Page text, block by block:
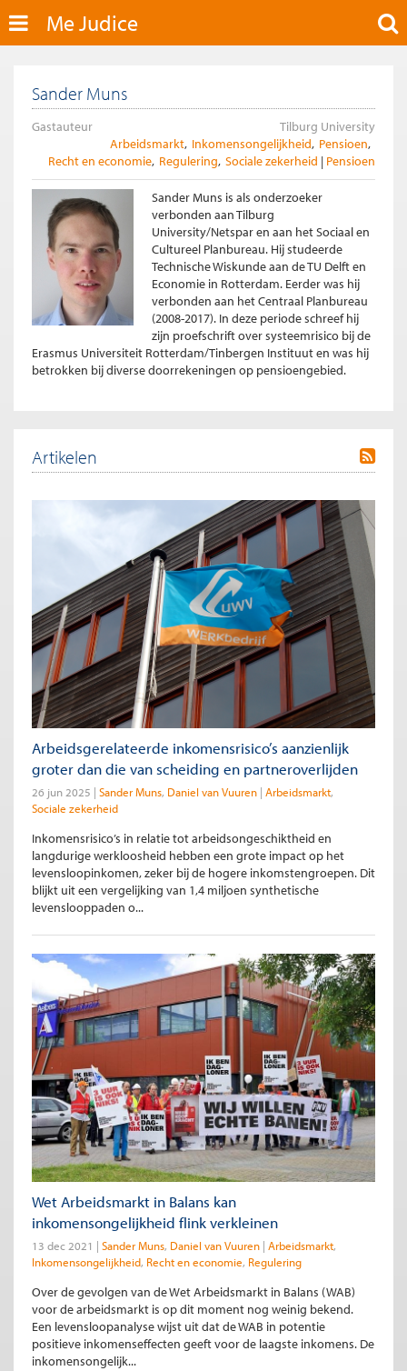
Me Judice
Sander Muns
Gastauteur
Tilburg University
Arbeidsmarkt Inkomensongelijkheid Pensioen
Recht en economie Regulering Sociale zekerheid Pensioen
Sander Muns is als onderzoeker
verbonden aan Tilburg
University/Netspar en aan het Sociaal en
Cultureel Planbureau. Hij studeerde
Technische Wiskunde aan de TU Delft en
Economie in Rotterdam. Eerder was hij
verbonden aan het Centraal Planbureau
(2008-2017). In deze periode schreef hij
zijn proefschrift over systeemrisico bij de
Erasmus Universiteit Rotterdam/Tinbergen Instituut en was hij
betrokken bij diverse doorrekeningen op pensioengebied.
Artikelen
Arbeidsgerelateerde inkomensrisico’s aanzienlijk
groter dan die van scheiding en partneroverlijden
26 jun 2025 Sander Muns Daniel van Vuuren Arbeidsmarkt
Sociale zekerheid
Inkomensrisico’s in relatie tot arbeidsongeschiktheid en
langdurige werkloosheid hebben een grote impact op het
levensloopinkomen, zeker bij de hogere inkomstengroepen. Dit
blijkt uit een vergelijking van 1,4 miljoen synthetische
levenslooppaden o...
Wet Arbeidsmarkt in Balans kan
inkomensongelijkheid flink verkleinen
13 dec 2021 Sander Muns Daniel van Vuuren Arbeidsmarkt
Inkomensongelijkheid Recht en economie Regulering
Over de gevolgen van de Wet Arbeidsmarkt in Balans (WAB)
voor de arbeidsmarkt is op dit moment nog weinig bekend.
Een levensloopanalyse wijst uit dat de WAB in potentie
positieve inkomenseffecten geeft voor de laagste inkomens. De
inkomensongelijk...